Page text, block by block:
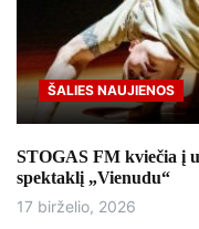
ŠALIES NAUJIENOS
STOGAS FM kviečia į
spektaklį „Vienudu“
17 birželio, 2026